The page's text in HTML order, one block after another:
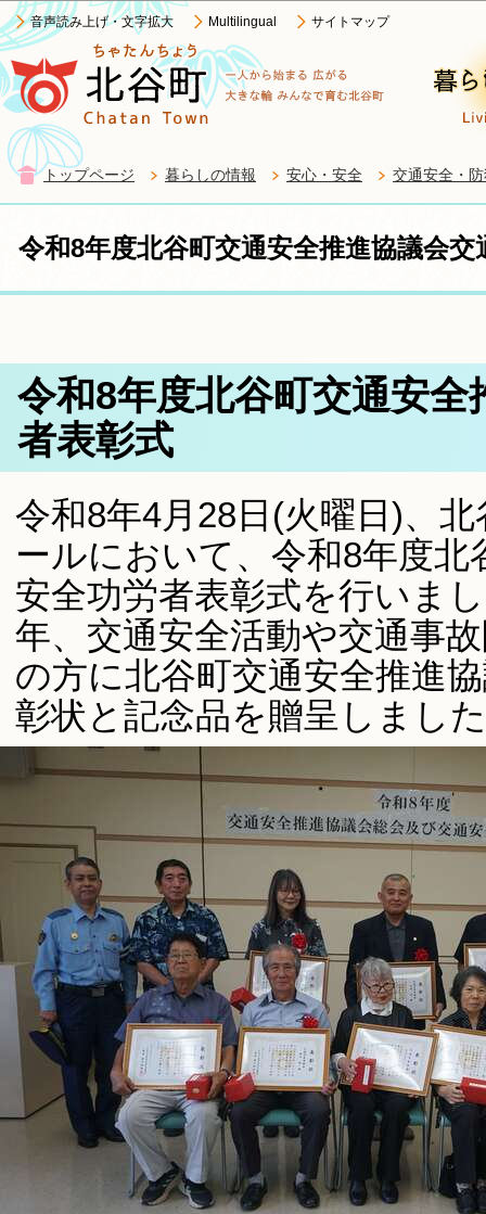
音声読み上げ・文字拡大 Multilingual サイトマップ
トップページ 暮らしの情報 安心・安全 交通安全・
令和8年度北谷町交通安全推進協議会
令和8年度北谷町交通安
者表彰式
令和8年4月28日(火曜日)、
ールにおいて、令和8年度
安全功労者表彰式を行いま
年、交通安全活動や交通事
の方に北谷町交通安全推進
彰状と記念品を贈呈しまし